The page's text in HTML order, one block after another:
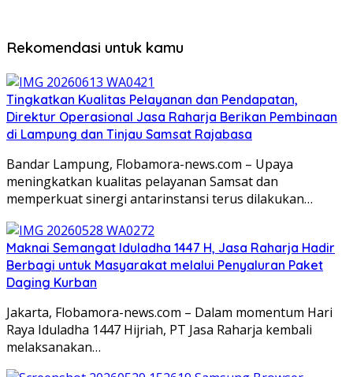
Rekomendasi untuk kamu
Tingkatkan Kualitas Pelayanan dan Pendapatan,
Direktur Operasional Jasa Raharja Berikan Pembinaan
di Lampung dan Tinjau Samsat Rajabasa
Bandar Lampung, Flobamora-news.com – Upaya
meningkatkan kualitas pelayanan Samsat dan
memperkuat sinergi antarinstansi terus dilakukan…
Maknai Semangat Iduladha 1447 H, Jasa Raharja Hadir
Berbagi untuk Masyarakat melalui Penyaluran Paket
Daging Kurban
Jakarta, Flobamora-news.com – Dalam momentum Hari
Raya Iduladha 1447 Hijriah, PT Jasa Raharja kembali
melaksanakan…